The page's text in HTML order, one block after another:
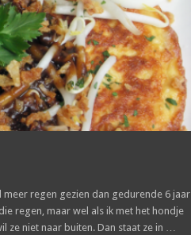
regen gezien dan gedurende 6 jaar
regen, maar wel als ik met het hondje
ze niet naar buiten. Dan staat ze in …